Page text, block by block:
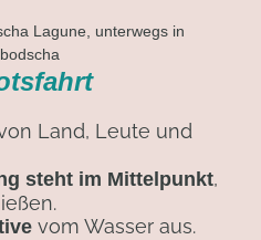
Land, Leute und
steht im Mittelpunkt,
vom Wasser aus.